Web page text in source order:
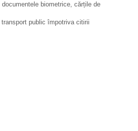
biometrice, cărțile de
public împotriva citirii